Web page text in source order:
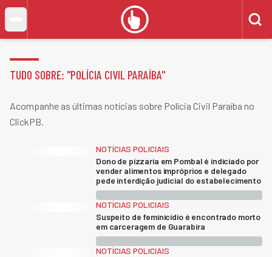
TUDO SOBRE: "POLÍCIA CIVIL PARAÍBA"
Acompanhe as últimas notícias sobre Polícia Civil Paraíba no
ClickPB.
NOTÍCIAS POLICIAIS
Dono de pizzaria em Pombal é indiciado por
vender alimentos impróprios e delegado
pede interdição judicial do estabelecimento
NOTÍCIAS POLICIAIS
Suspeito de feminicídio é encontrado morto
em carceragem de Guarabira
NOTÍCIAS POLICIAIS